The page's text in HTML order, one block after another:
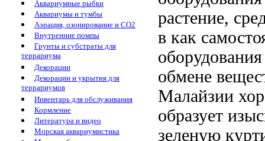
Аквариумные рыбки
Аквариумы и тумбы
Аэрация, озонирование и CO2
Внутренние помпы
Грунты и субстраты для
террариума
Декорации
Декорации и укрытия для
террариумов
Инвентарь для обслуживания
Кормление
Литература и видео
Морская аквариумистика
растение,
в как
обмене
Малайзии
образует
зеленую